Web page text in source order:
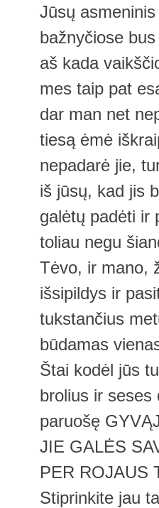
Jūsų
bažnyčiose
aš kada
mes taip pat
dar man net
tiesą ėmė
nepadarė jie,
iš jūsų, kad jis
galėtų padėti ir
toliau negu
Tėvo, ir mano,
išsipildys ir
tukstančius
būdamas
Štai kodėl jūs
brolius ir seses
paruošę
JIE GALĖS
PER ROJAUS
Stiprinkite jau